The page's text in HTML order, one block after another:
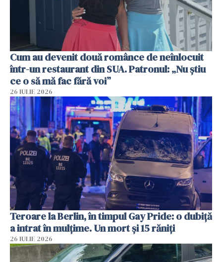
Cum au devenit două românce de neînlocuit
într-un restaurant din SUA. Patronul: „Nu știu
ce o să mă fac fără voi”
26 IULIE 2026
Teroare la Berlin, în timpul Gay Pride: o dubiță
a intrat în mulțime. Un mort și 15 răniți
26 IULIE 2026